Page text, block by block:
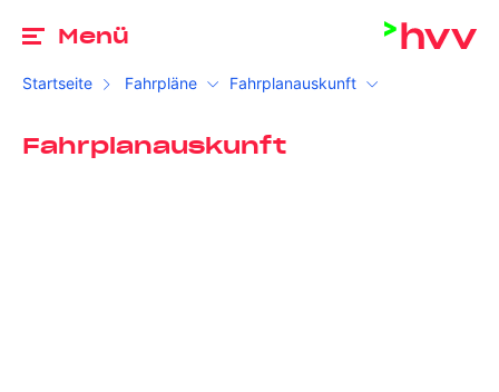
Menü
Startseite Fahrpläne Fahrplanauskunft
Fahrplanauskunft